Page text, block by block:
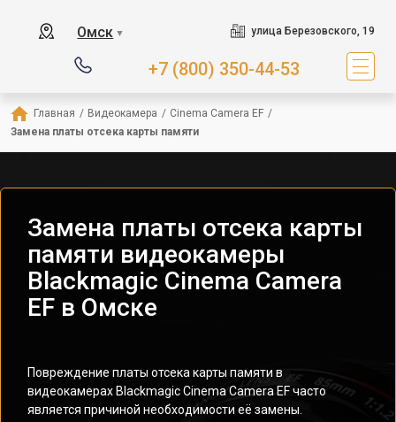
Омск ▼ улица Березовского, 19
+7 (800) 350-44-53
Главная / Видеокамера / Cinema Camera EF /
Замена платы отсека карты памяти
Замена платы отсека карты
памяти видеокамеры
Blackmagic Cinema Camera
EF в Омске
Повреждение платы отсека карты памяти в
видеокамерах Blackmagic Cinema Camera EF часто
является причиной необходимости её замены.